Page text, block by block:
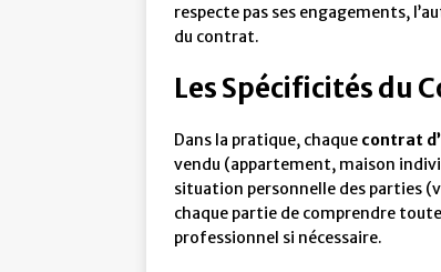
respecte pas ses engagements,
du contrat.
Les Spécificités du
Dans la pratique, chaque contrat
vendu (appartement, maison
situation personnelle des parties
chaque partie de comprendre
professionnel si nécessaire.